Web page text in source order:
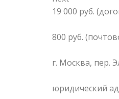
19 000 руб.
800 руб.
г. Москва, пер.
юридический